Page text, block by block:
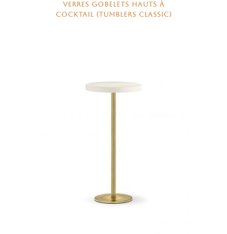
VERRES GOBELETS HAUTS À
COCKTAIL (TUMBLERS CLASSIC)